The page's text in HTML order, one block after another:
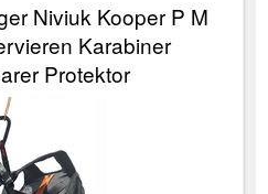
Niviuk Kooper P M
Karabiner
Protektor